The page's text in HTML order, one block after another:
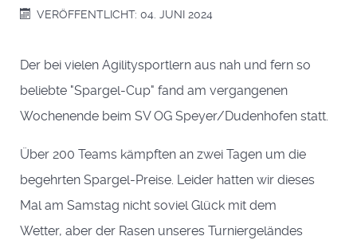
VERÖFFENTLICHT: 04. JUNI 2024
Der bei vielen Agilitysportlern aus nah und fern so
beliebte "Spargel-Cup" fand am vergangenen
Wochenende beim SV OG Speyer/Dudenhofen statt.
Über 200 Teams kämpften an zwei Tagen um die
begehrten Spargel-Preise. Leider hatten wir dieses
Mal am Samstag nicht soviel Glück mit dem
Wetter, aber der Rasen unseres Turniergeländes